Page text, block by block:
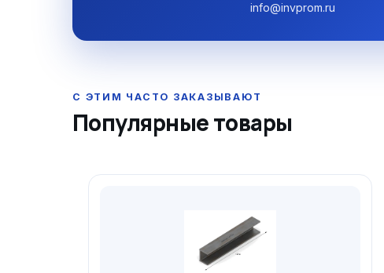
info@invprom.ru
Популярные товары